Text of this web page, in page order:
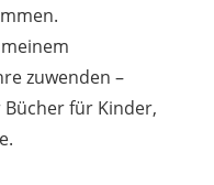
zuwenden –
für Kinder,